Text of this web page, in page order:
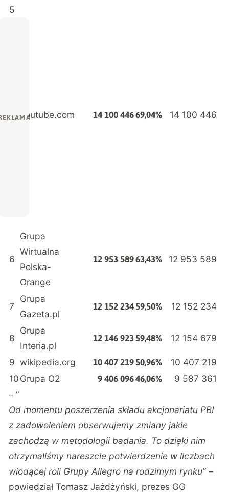
5
youtube.com 14 100 44669,04% 14 100 446
6
Grupa
Wirtualna
Polska-
Orange
12 953 58963,43% 12 953 589
7
Grupa
Gazeta.pl
12 152 23459,50% 12 152 234
8
Grupa
Interia.pl
12 146 92359,48% 12 154 679
9 wikipedia.org 10 407 21950,96% 10 407 219
10Grupa O2 9 406 09646,06% 9 587 361
– ”
Od momentu poszerzenia składu akcjonariatu PBI
z zadowoleniem obserwujemy zmiany jakie
zachodzą w metodologii badania. To dzięki nim
otrzymaliśmy nareszcie potwierdzenie w liczbach
wiodącej roli Grupy Allegro na rodzimym rynku” –
powiedział Tomasz Jażdżyński, prezes GG